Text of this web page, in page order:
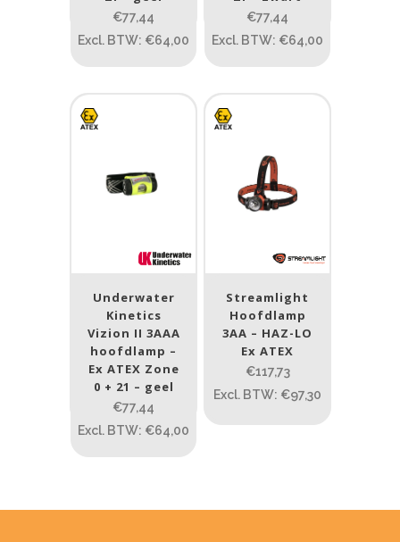
Gewicht (g)
1.389 4 581
Materiaal
Product IP-X waarden
Product IP-X waarden
Laser
Nee (7)
Type batterij
Type batterij
€77,44
Excl. BTW: €64,00
€77,44
Excl. BTW: €64,00
Underwater
Kinetics
Vizion II 3AAA
hoofdlamp –
Ex ATEX Zone
0 + 21 – geel
€77,44
Excl. BTW: €64,00
Streamlight
Hoofdlamp
3AA – HAZ-LO
Ex ATEX
€117,73
Excl. BTW: €97,30